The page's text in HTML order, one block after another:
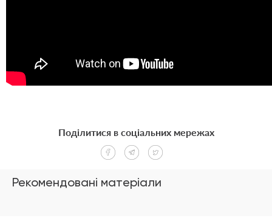
Рекомендовані матеріали
Поділитися в соціальних мережах